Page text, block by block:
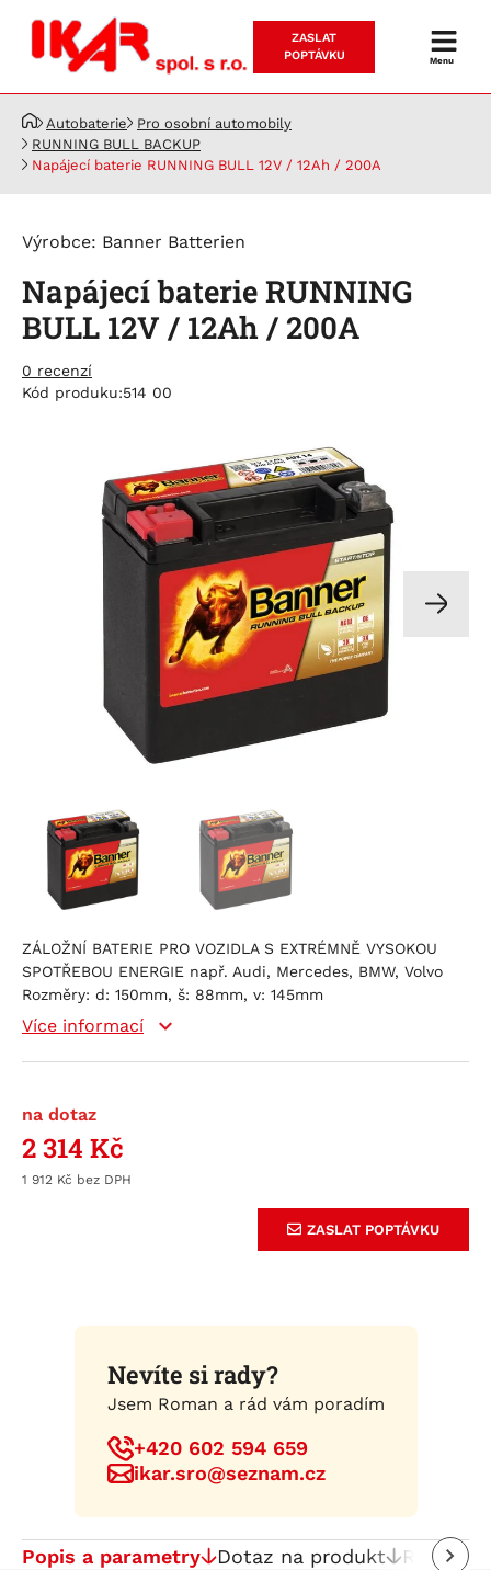
Prodej
servis
akumulátorů
ZASLAT
POPTÁVKU
Menu
Autobaterie
Pro osobní automobily
RUNNING BULL BACKUP
Napájecí baterie RUNNING BULL 12V / 12Ah / 200A
Výrobce: Banner Batterien
Napájecí baterie RUNNING
BULL 12V / 12Ah / 200A
0 recenzí
Kód produku:514 00
ZÁLOŽNÍ BATERIE PRO VOZIDLA S EXTRÉMNĚ VYSOKOU
SPOTŘEBOU ENERGIE např. Audi, Mercedes, BMW, Volvo
Rozměry: d: 150mm, š: 88mm, v: 145mm
Více informací
na dotaz
2 314 Kč
1 912 Kč
ZASLAT POPTÁVKU
Nevíte si rady?
Jsem Roman a rád vám poradím
+420 602 594 659
ikar.sro@seznam.cz
Popis a parametry Dotaz na produkt Recenze